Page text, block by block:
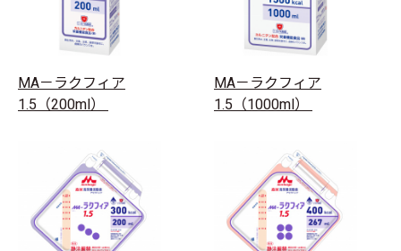
MA－ラクフィア
1.5（200ml）
MA－ラクフィア
1.5（1000ml）